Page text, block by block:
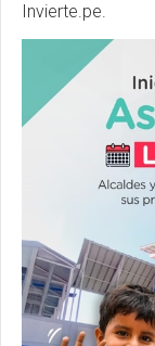
Invierte.pe.